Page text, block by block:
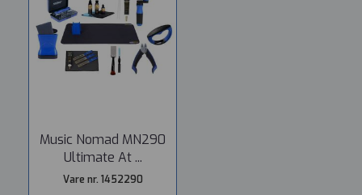
Music Nomad MN290
Ultimate At ...
Vare nr. 1452290